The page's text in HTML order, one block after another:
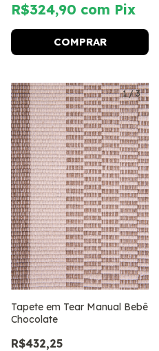
R$324,90 com Pix
COMPRAR
1/3
Tapete em Tear Manual Bebê
Chocolate
R$432,25